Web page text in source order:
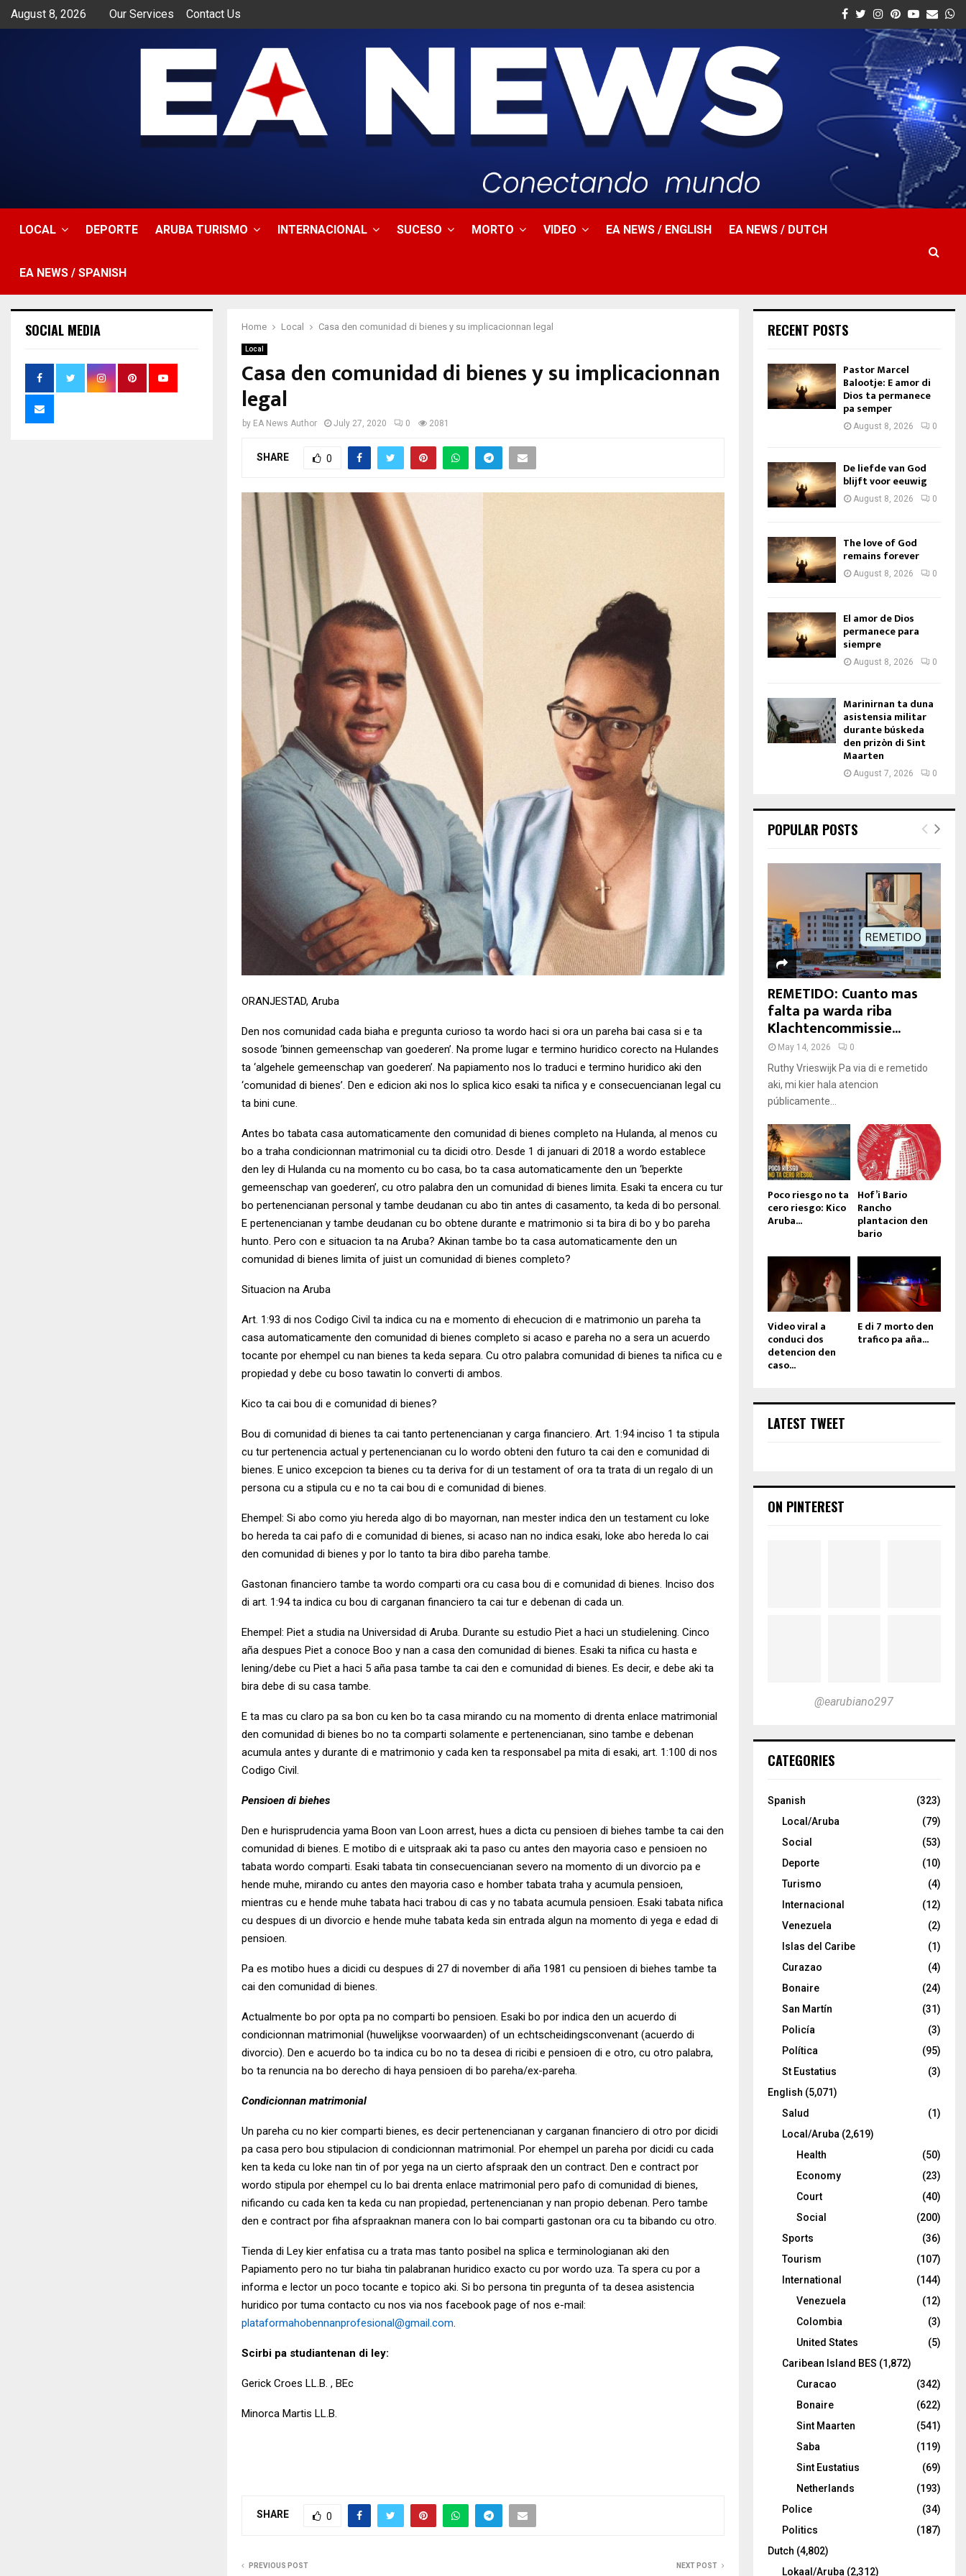
August 8, 2026 Our Services Contact Us Facebook
Twitter
Instagram
Pinterest
Youtube
Email
LOCAL DEPORTE ARUBA TURISMO INTERNACIONAL SUCESO MORTO VIDEO EA NEWS / ENGLISH EA NEWS / DUTCH
EA NEWS / SPANISH
Home Local Casa den comunidad di bienes y su implicacionnan legal
Local
Casa den comunidad di bienes y su implicacionnan
legal
by EA News Author July 27, 2020 0 2081
SHARE 0
ORANJESTAD, Aruba
Den nos comunidad cada biaha e pregunta curioso ta wordo haci si ora un pareha bai casa si e ta
sosode ‘binnen gemeenschap van goederen’. Na prome lugar e termino huridico corecto na Hulandes
ta ‘algehele gemeenschap van goederen’. Na papiamento nos lo traduci e termino huridico aki den
‘comunidad di bienes’. Den e edicion aki nos lo splica kico esaki ta nifica y e consecuencianan legal cu
ta bini cune.
Antes bo tabata casa automaticamente den comunidad di bienes completo na Hulanda, al menos cu
bo a traha condicionnan matrimonial cu ta dicidi otro. Desde 1 di januari di 2018 a wordo establece
den ley di Hulanda cu na momento cu bo casa, bo ta casa automaticamente den un ‘beperkte
gemeenschap van goederen’, cu otro palabra den un comunidad di bienes limita. Esaki ta encera cu tur
bo pertenencianan personal y tambe deudanan cu abo tin antes di casamento, ta keda di bo personal.
E pertenencianan y tambe deudanan cu bo obtene durante e matrimonio si ta bira di bo y bo pareha
hunto. Pero con e situacion ta na Aruba? Akinan tambe bo ta casa automaticamente den un
comunidad di bienes limita of juist un comunidad di bienes completo?
Situacion na Aruba
Art. 1:93 di nos Codigo Civil ta indica cu na e momento di ehecucion di e matrimonio un pareha ta
casa automaticamente den comunidad di bienes completo si acaso e pareha no a sera un acuerdo
tocante por ehempel cu nan bienes ta keda separa. Cu otro palabra comunidad di bienes ta nifica cu e
propiedad y debe cu boso tawatin lo converti di ambos.
Kico ta cai bou di e comunidad di bienes?
Bou di comunidad di bienes ta cai tanto pertenencianan y carga financiero. Art. 1:94 inciso 1 ta stipula
cu tur pertenencia actual y pertenencianan cu lo wordo obteni den futuro ta cai den e comunidad di
bienes. E unico excepcion ta bienes cu ta deriva for di un testament of ora ta trata di un regalo di un
persona cu a stipula cu e no ta cai bou di e comunidad di bienes.
Ehempel: Si abo como yiu hereda algo di bo mayornan, nan mester indica den un testament cu loke
bo hereda ta cai pafo di e comunidad di bienes, si acaso nan no indica esaki, loke abo hereda lo cai
den comunidad di bienes y por lo tanto ta bira dibo pareha tambe.
Gastonan financiero tambe ta wordo comparti ora cu casa bou di e comunidad di bienes. Inciso dos
di art. 1:94 ta indica cu bou di carganan financiero ta cai tur e debenan di cada un.
Ehempel: Piet a studia na Universidad di Aruba. Durante su estudio Piet a haci un studielening. Cinco
aña despues Piet a conoce Boo y nan a casa den comunidad di bienes. Esaki ta nifica cu hasta e
lening/debe cu Piet a haci 5 aña pasa tambe ta cai den e comunidad di bienes. Es decir, e debe aki ta
bira debe di su casa tambe.
E ta mas cu claro pa sa bon cu ken bo ta casa mirando cu na momento di drenta enlace matrimonial
den comunidad di bienes bo no ta comparti solamente e pertenencianan, sino tambe e debenan
acumula antes y durante di e matrimonio y cada ken ta responsabel pa mita di esaki, art. 1:100 di nos
Codigo Civil.
Pensioen di biehes
Den e hurisprudencia yama Boon van Loon arrest, hues a dicta cu pensioen di biehes tambe ta cai den
comunidad di bienes. E motibo di e uitspraak aki ta paso cu antes den mayoria caso e pensioen no
tabata wordo comparti. Esaki tabata tin consecuencianan severo na momento di un divorcio pa e
hende muhe, mirando cu antes den mayoria caso e homber tabata traha y acumula pensioen,
mientras cu e hende muhe tabata haci trabou di cas y no tabata acumula pensioen. Esaki tabata nifica
cu despues di un divorcio e hende muhe tabata keda sin entrada algun na momento di yega e edad di
pensioen.
Pa es motibo hues a dicidi cu despues di 27 di november di aña 1981 cu pensioen di biehes tambe ta
cai den comunidad di bienes.
Actualmente bo por opta pa no comparti bo pensioen. Esaki bo por indica den un acuerdo di
condicionnan matrimonial (huwelijkse voorwaarden) of un echtscheidingsconvenant (acuerdo di
divorcio). Den e acuerdo bo ta indica cu bo no ta desea di ricibi e pensioen di e otro, cu otro palabra,
bo ta renuncia na bo derecho di haya pensioen di bo pareha/ex-pareha.
Condicionnan matrimonial
Un pareha cu no kier comparti bienes, es decir pertenencianan y carganan financiero di otro por dicidi
pa casa pero bou stipulacion di condicionnan matrimonial. Por ehempel un pareha por dicidi cu cada
ken ta keda cu loke nan tin of por yega na un cierto afspraak den un contract. Den e contract por
wordo stipula por ehempel cu lo bai drenta enlace matrimonial pero pafo di comunidad di bienes,
nificando cu cada ken ta keda cu nan propiedad, pertenencianan y nan propio debenan. Pero tambe
den e contract por fiha afspraaknan manera con lo bai comparti gastonan ora cu ta bibando cu otro.
Tienda di Ley kier enfatisa cu a trata mas tanto posibel na splica e terminologianan aki den
Papiamento pero no tur biaha tin palabranan huridico exacto cu por wordo uza. Ta spera cu por a
informa e lector un poco tocante e topico aki. Si bo persona tin pregunta of ta desea asistencia
huridico por tuma contacto cu nos via nos facebook page of nos e-mail:
plataformahobennanprofesional@gmail.com
Scirbi pa studiantenan di ley:
Gerick Croes LL.B. , BEc
Minorca Martis LL.B.
SHARE 0
PREVIOUS POST NEXT POST
SOCIAL MEDIA RECENT POSTS
Pastor Marcel
Balootje: E amor di
Dios ta permanece
pa semper
August 8, 2026 0
De liefde van God
blijft voor eeuwig
August 8, 2026 0
The love of God
remains forever
August 8, 2026 0
El amor de Dios
permanece para
siempre
August 8, 2026 0
Marinirnan ta duna
asistensia militar
durante búskeda
den prizòn di Sint
Maarten
August 7, 2026 0
POPULAR POSTS
REMETIDO: Cuanto mas
falta pa warda riba
Klachtencommissie...
May 14, 2026 0
Ruthy Vrieswijk Pa via di e remetido
aki, mi kier hala atencion
públicamente...
Poco riesgo no ta
cero riesgo: Kico
Aruba...
Hof’i Bario
Rancho
plantacion den
bario
Video viral a
conduci dos
detencion den
caso...
E di 7 morto den
trafico pa aña...
LATEST TWEET
ON PINTEREST
@earubiano297
CATEGORIES
Spanish
(323)
Local/Aruba
(79)
Social
(53)
Deporte
(10)
Turismo
(4)
Internacional
(12)
Venezuela
(2)
Islas del Caribe
(1)
Curazao
(4)
Bonaire
(24)
San Martín
(31)
Policía
(3)
Política
(95)
St Eustatius
(3)
English (5,071)
Salud
(1)
Local/Aruba(2,619)
Health
(50)
Economy
(23)
Court
(40)
Social
(200)
Sports
(36)
Tourism
(107)
International
(144)
Venezuela
(12)
Colombia
(3)
United States
(5)
Caribean Island BES (1,872)
Curacao
(342)
Bonaire
(622)
Sint Maarten
(541)
Saba
(119)
Sint Eustatius
(69)
Netherlands
(193)
Police
(34)
Politics
(187)
Dutch (4,802)
Lokaal/Aruba(2,312)